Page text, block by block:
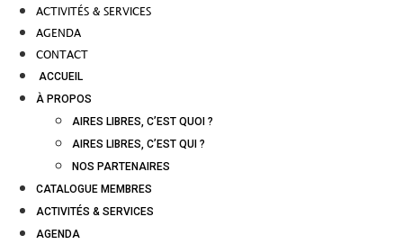
ACTIVITÉS & SERVICES
AGENDA
CONTACT
ACCUEIL
À PROPOS
AIRES LIBRES, C’EST QUOI ?
AIRES LIBRES, C’EST QUI ?
NOS PARTENAIRES
CATALOGUE MEMBRES
ACTIVITÉS & SERVICES
AGENDA